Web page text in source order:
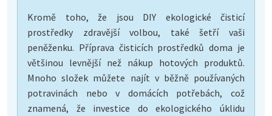
Kromě toho, že jsou DIY ekologické čisticí
prostředky zdravější volbou, také šetří vaši
peněženku. Příprava čisticích prostředků doma je
většinou levnější než nákup hotových produktů.
Mnoho složek můžete najít v běžně používaných
potravinách nebo v domácích potřebách, což
znamená, že investice do ekologického úklidu